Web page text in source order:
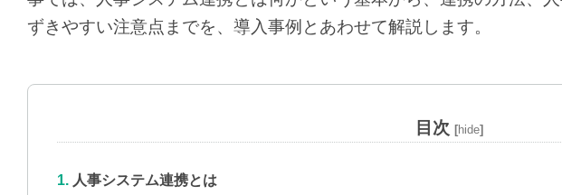
ずきやすい注意点までを、導入事例とあわせて解説します。
目次 [hide]
人事システム連携とは